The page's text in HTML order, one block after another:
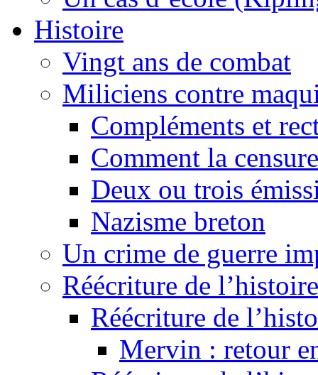
Histoire
Vingt ans de combat
Miliciens contre
Compléments et
Comment la
Deux ou trois
Nazisme breton
Un crime de guerre
Réécriture de
Réécriture de
Mervin : retour